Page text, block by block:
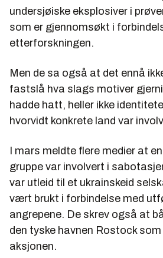
undersjøiske eksplosiver i
som er gjennomsøkt i
etterforskningen.
Men de sa også at det ennå
fastslå hva slags motiver
hadde hatt, heller ikke
hvorvidt konkrete land var
I mars meldte flere medier at
gruppe var involvert i
var utleid til et ukrainskeid
vært brukt i forbindelse med
angrepene. De skrev også at
den tyske havnen Rostock
aksjonen.